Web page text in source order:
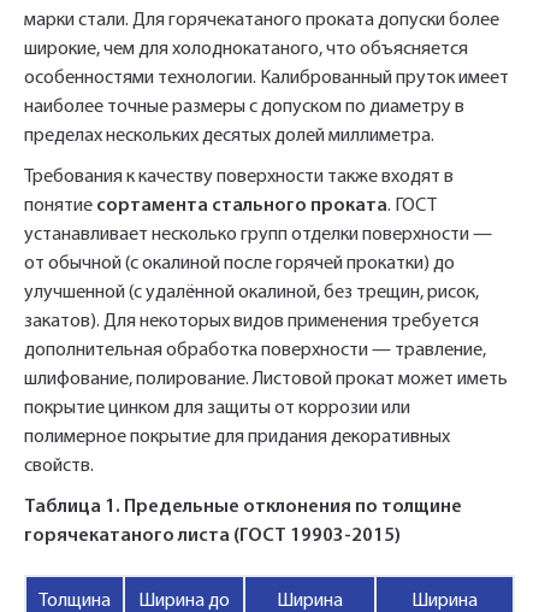
марки стали. Для горячекатаного проката допуски более
широкие, чем для холоднокатаного, что объясняется
особенностями технологии. Калиброванный пруток имеет
наиболее точные размеры с допуском по диаметру в
пределах нескольких десятых долей миллиметра.
Требования к качеству поверхности также входят в
понятие сортамента стального проката. ГОСТ
устанавливает несколько групп отделки поверхности —
от обычной (с окалиной после горячей прокатки) до
улучшенной (с удалённой окалиной, без трещин, рисок,
закатов). Для некоторых видов применения требуется
дополнительная обработка поверхности — травление,
шлифование, полирование. Листовой прокат может иметь
покрытие цинком для защиты от коррозии или
полимерное покрытие для придания декоративных
свойств.
Таблица 1. Предельные отклонения по толщине
горячекатаного листа (ГОСТ 19903-2015)
Толщина
Ширина до
Ширина
Ширина